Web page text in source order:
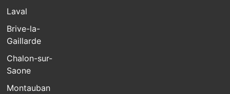
Laval
Brive-la-
Gaillarde
Chalon-sur-
Saone
Montauban